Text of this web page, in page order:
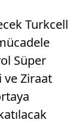
Turkcell
Süper
ve Ziraat